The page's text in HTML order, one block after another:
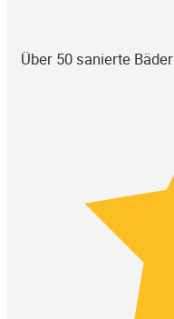
Über 50 sanierte Bäder